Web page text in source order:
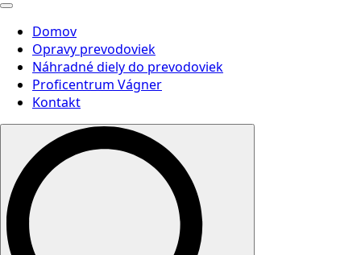
Domov
Opravy prevodoviek
Náhradné diely do prevodoviek
Proficentrum Vágner
Kontakt